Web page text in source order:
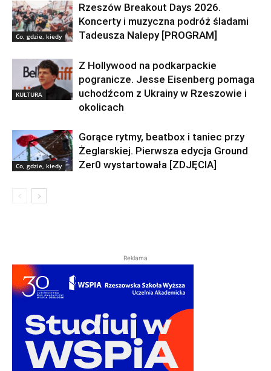
Co, gdzie, kiedy
Rzeszów Breakout Days 2026.
Koncerty i muzyczna podróż śladami
Tadeusza Nalepy [PROGRAM]
KULTURA
Z Hollywood na podkarpackie
pogranicze. Jesse Eisenberg pomaga
uchodźcom z Ukrainy w Rzeszowie i
okolicach
Co, gdzie, kiedy
Gorące rytmy, beatbox i taniec przy
Żeglarskiej. Pierwsza edycja Ground
Zer0 wystartowała [ZDJĘCIA]
Reklama